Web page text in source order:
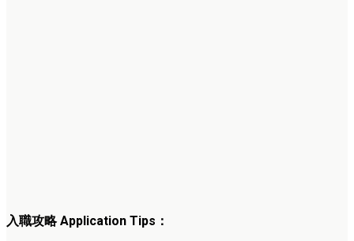
入職攻略Application Tips ：